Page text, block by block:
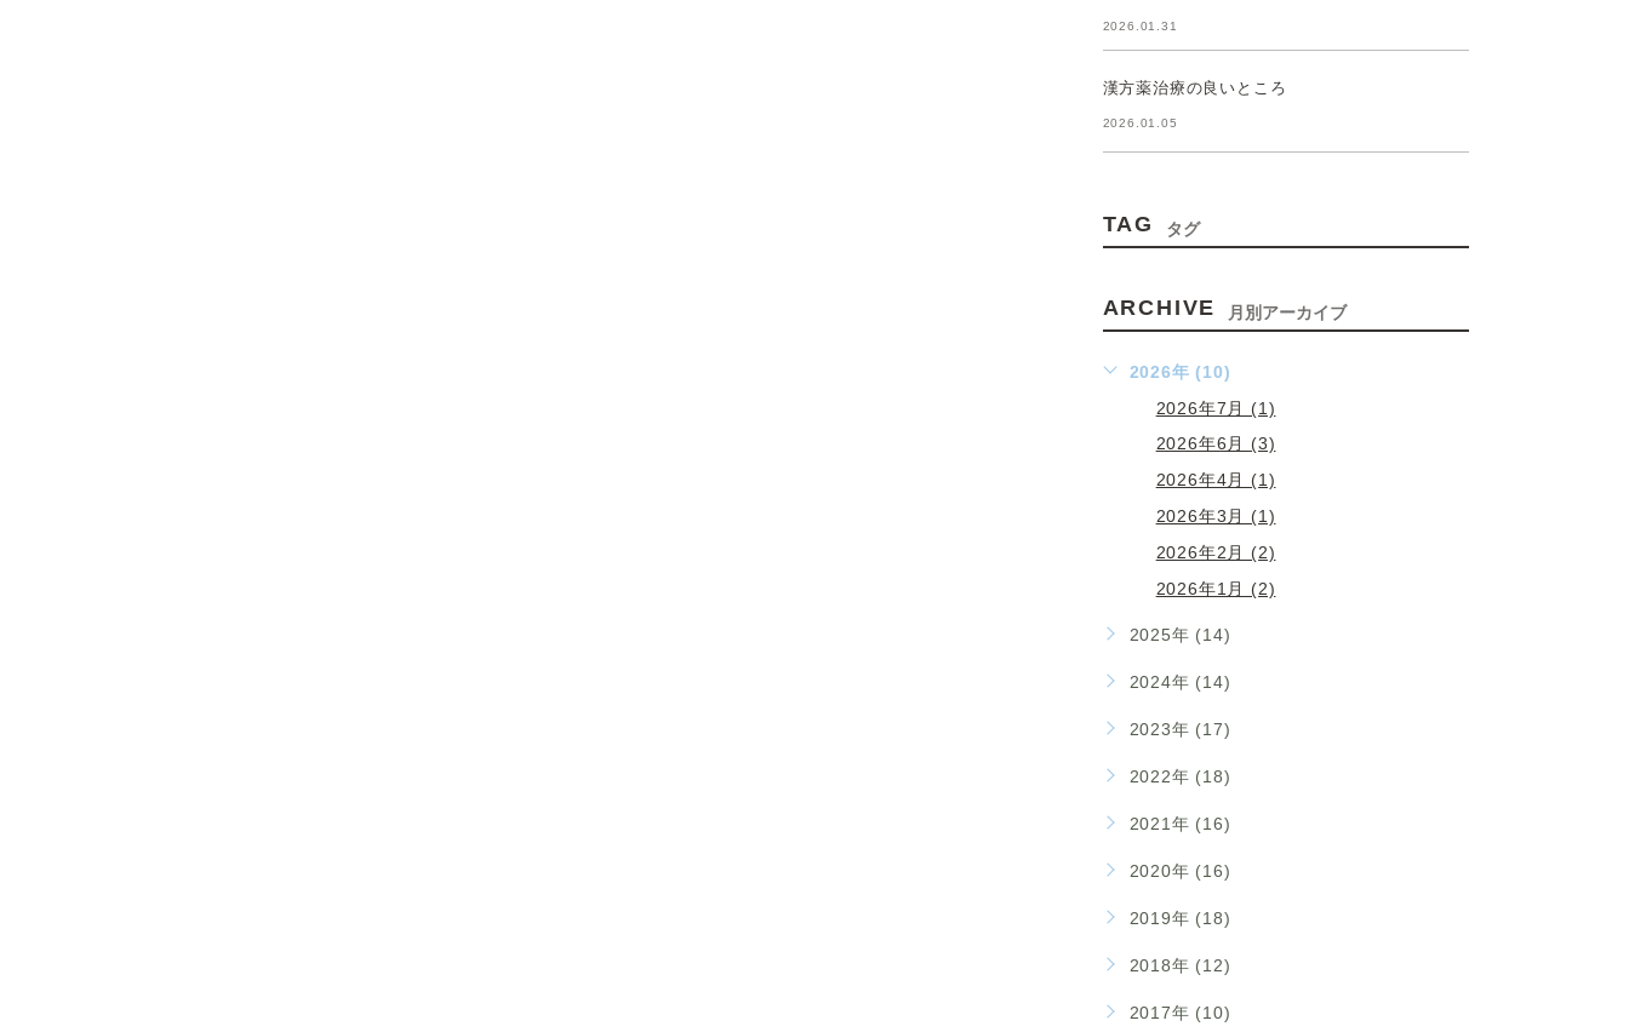
2026.01.31
漢方薬治療の良いところ
2026.01.05
TAG タグ
ARCHIVE 月別アーカイブ
2026年 (10)
2026年7月 (1)
2026年6月 (3)
2026年4月 (1)
2026年3月 (1)
2026年2月 (2)
2026年1月 (2)
2025年 (14)
2024年 (14)
2023年 (17)
2022年 (18)
2021年 (16)
2020年 (16)
2019年 (18)
2018年 (12)
2017年 (10)